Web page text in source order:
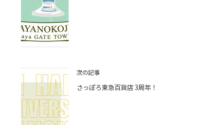
次の記事
さっぽろ東急百貨店 3周年！